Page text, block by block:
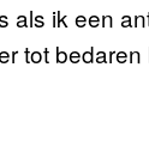
als ik een
tot